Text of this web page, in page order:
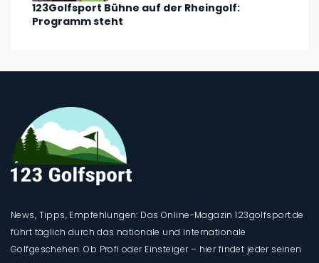
123Golfsport Bühne auf der Rheingolf:
Programm steht
News, Tipps, Empfehlungen: Das Online-Magazin 123golfsport.de
führt täglich durch das nationale und internationale
Golfgeschehen. Ob Profi oder Einsteiger – hier findet jeder seinen